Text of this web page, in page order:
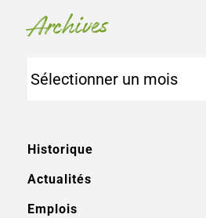
Archives
Historique
Actualités
Emplois